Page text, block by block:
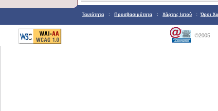
Ταυτότητα : Προσβασιμότητα : Χάρτης Ιστού : Όροι
©2005